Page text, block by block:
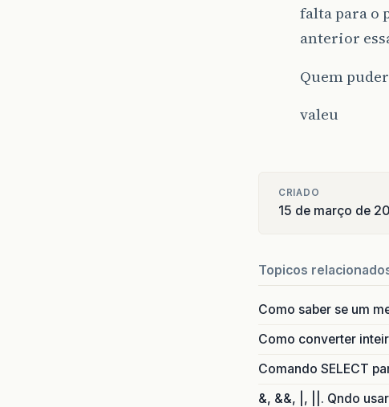
falta para o
anterior
Quem
valeu
CRIADO
15 de março de
Topicos
Como saber se um
Como converter
Comando SELECT
&, &&, |, ||. Qndo